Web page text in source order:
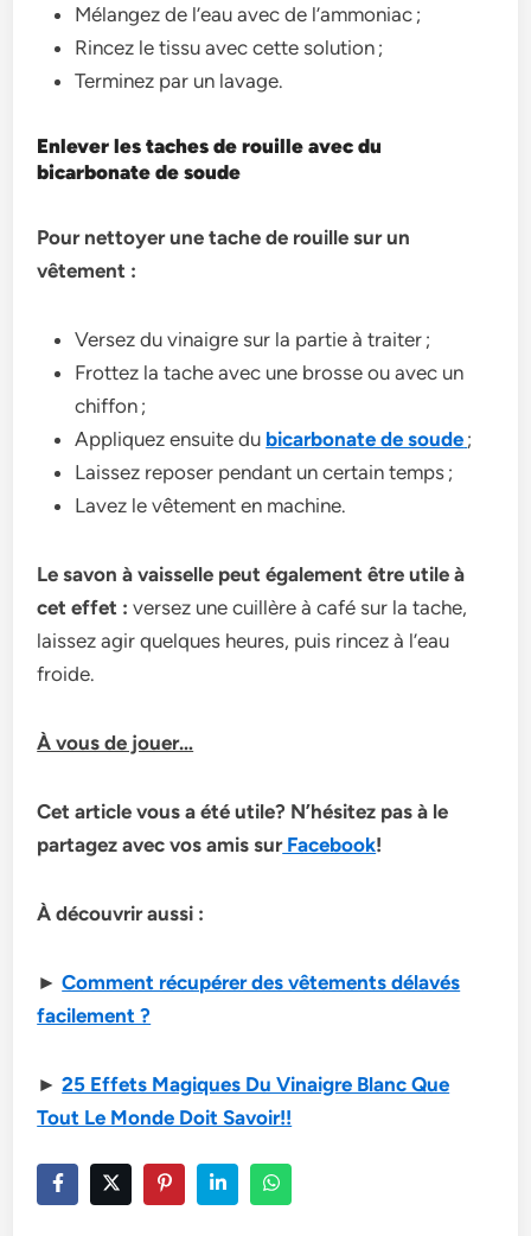
Mélangez de l’eau avec de l’ammoniac ;
Rincez le tissu avec cette solution ;
Terminez par un lavage.
Enlever les taches de rouille avec du
bicarbonate de soude
Pour nettoyer une tache de rouille sur un
vêtement :
Versez du vinaigre sur la partie à traiter ;
Frottez la tache avec une brosse ou avec un
chiffon ;
Appliquez ensuite du bicarbonate de soude ;
Laissez reposer pendant un certain temps ;
Lavez le vêtement en machine.
Le savon à vaisselle peut également être utile à
cet effet : versez une cuillère à café sur la tache,
laissez agir quelques heures, puis rincez à l’eau
froide.
À vous de jouer…
Cet article vous a été utile? N’hésitez pas à le
partagez avec vos amis surFacebook!
À découvrir aussi :
► Comment récupérer des vêtements délavés
facilement ?
►25 Effets Magiques Du Vinaigre Blanc Que
Tout Le Monde Doit Savoir!!